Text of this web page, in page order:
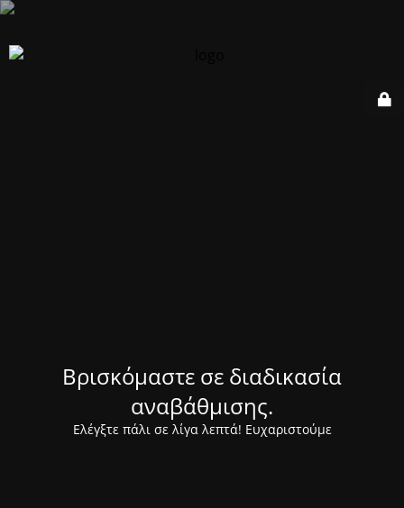
Βρισκόμαστε σε διαδικασία
αναβάθμισης.
Ελέγξτε πάλι σε λίγα λεπτά! Ευχαριστούμε